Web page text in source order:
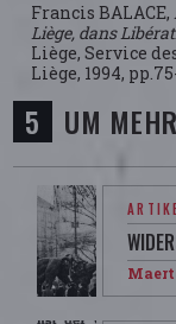
Francis BALACE,
Liège, dans
Liège, Service
Liège, 1994,
UM